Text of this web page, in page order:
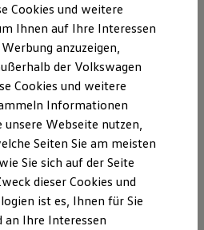
der ID. Modelle
im Winter
finden
Lebensdauer
--:--
Verbleibende Zeit, --:--
Cookies und weitere
Ihnen auf Ihre Interessen
anzuzeigen,
der Volkswagen
Cookies und weitere
Informationen
unsere Webseite nutzen,
Seiten Sie am meisten
Sie sich auf der Seite
dieser Cookies und
ist es, Ihnen für Sie
an Ihre Interessen